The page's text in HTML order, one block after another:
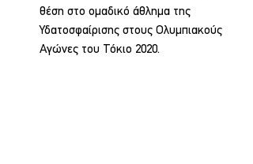
θέση στο ομαδικό άθλημα της
Υδατοσφαίρισης στους Ολυμπιακούς
Αγώνες του Τόκιο 2020.